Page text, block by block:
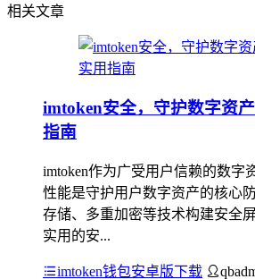
相关文章
imtoken安全，守护数字资
指南
imtoken作为广受用户信赖的数字
性能是守护用户数字资产的核心
存储、多重加密等技术构建安全
实用的安...
imtoken钱包安卓版下载